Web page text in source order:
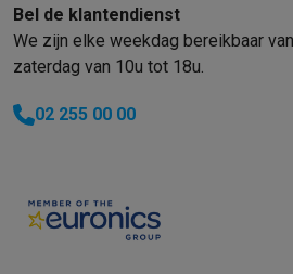
Bel de klantendienst
We zijn elke weekdag bereikbaar
zaterdag van 10u tot 18u.
02 255 00 00